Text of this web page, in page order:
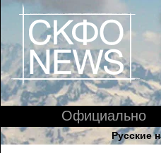
Официально
Русские